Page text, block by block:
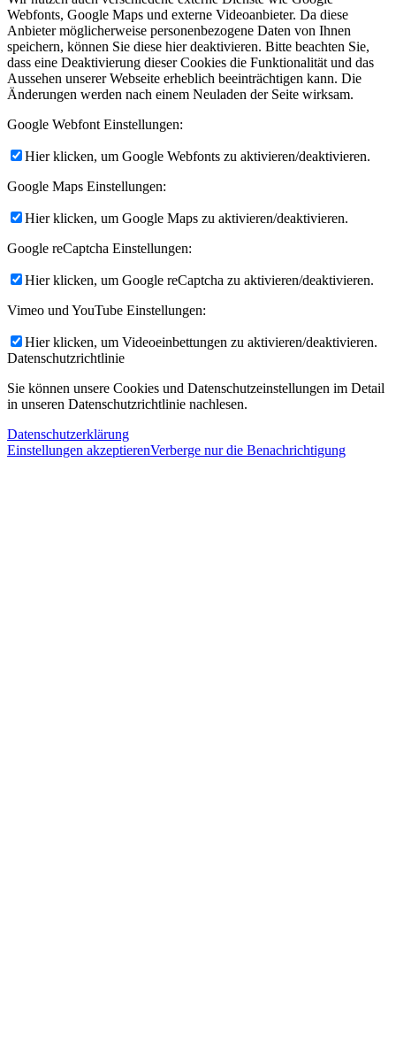
Webfonts, Google Maps und externe Videoanbieter. Da diese
Anbieter möglicherweise personenbezogene Daten von Ihnen
speichern, können Sie diese hier deaktivieren. Bitte beachten Sie,
dass eine Deaktivierung dieser Cookies die Funktionalität und das
Aussehen unserer Webseite erheblich beeinträchtigen kann. Die
Änderungen werden nach einem Neuladen der Seite wirksam.
Google Webfont Einstellungen:
Hier klicken, um Google Webfonts zu aktivieren/deaktivieren.
Google Maps Einstellungen:
Hier klicken, um Google Maps zu aktivieren/deaktivieren.
Google reCaptcha Einstellungen:
Hier klicken, um Google reCaptcha zu aktivieren/deaktivieren.
Vimeo und YouTube Einstellungen:
Hier klicken, um Videoeinbettungen zu aktivieren/deaktivieren.
Datenschutzrichtlinie
Sie können unsere Cookies und Datenschutzeinstellungen im Detail
in unseren Datenschutzrichtlinie nachlesen.
Datenschutzerklärung
Einstellungen akzeptierenVerberge nur die Benachrichtigung